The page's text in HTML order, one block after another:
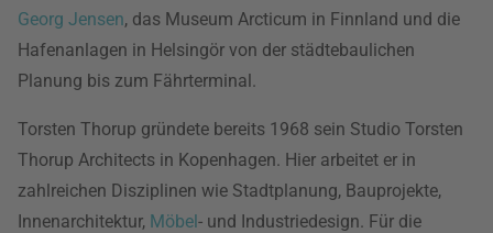
Georg Jensen, das Museum Arcticum in Finnland und die
Hafenanlagen in Helsingör von der städtebaulichen
Planung bis zum Fährterminal.
Torsten Thorup gründete bereits 1968 sein Studio Torsten
Thorup Architects in Kopenhagen. Hier arbeitet er in
zahlreichen Disziplinen wie Stadtplanung, Bauprojekte,
Innenarchitektur, Möbel- und Industriedesign. Für die